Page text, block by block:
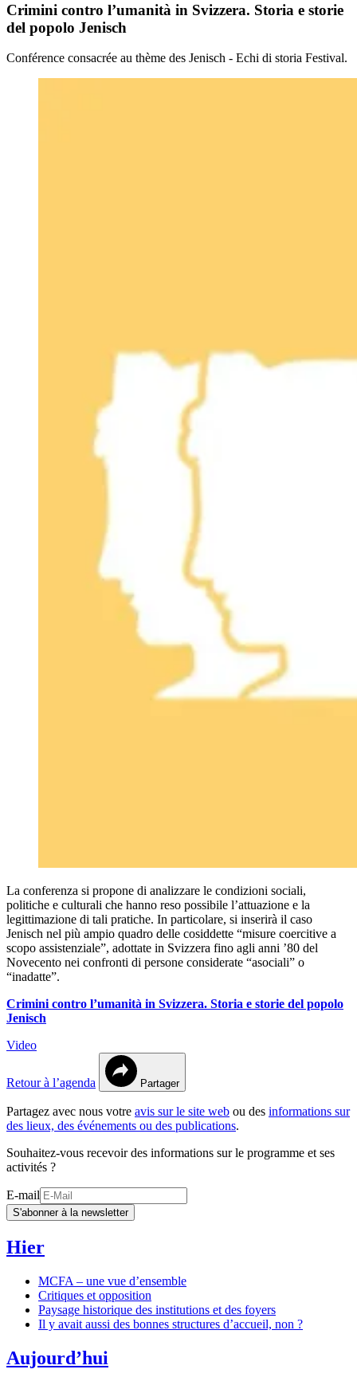
Crimini contro l’umanità in Svizzera. Storia e storie
del popolo Jenisch
Conférence consacrée au thème des Jenisch - Echi di storia Festival.
La conferenza si propone di analizzare le condizioni sociali,
politiche e culturali che hanno reso possibile l’attuazione e la
legittimazione di tali pratiche. In particolare, si inserirà il caso
Jenisch nel più ampio quadro delle cosiddette “misure coercitive a
scopo assistenziale”, adottate in Svizzera fino agli anni ’80 del
Novecento nei confronti di persone considerate “asociali” o
“inadatte”.
Crimini contro l’umanità in Svizzera. Storia e storie del popolo
Jenisch
Video
Retour à l’agenda Partager
Partagez avec nous votre avis sur le site web ou des informations sur
des lieux, des événements ou des publications.
Souhaitez-vous recevoir des informations sur le programme et ses
activités ?
E-mail
S'abonner à la newsletter
Hier
MCFA – une vue d’ensemble
Critiques et opposition
Paysage historique des institutions et des foyers
Il y avait aussi des bonnes structures d’accueil, non ?
Aujourd’hui